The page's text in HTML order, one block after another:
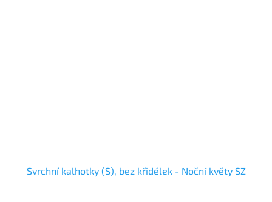
Svrchní kalhotky (S), bez křidélek - Noční květy SZ